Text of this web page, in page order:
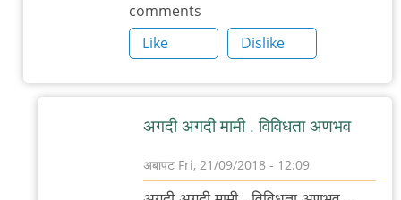
comments
Like
Dislike
अगदी अगदी मामी . विविधता अणभव
अबापट Fri, 21/09/2018 - 12:09